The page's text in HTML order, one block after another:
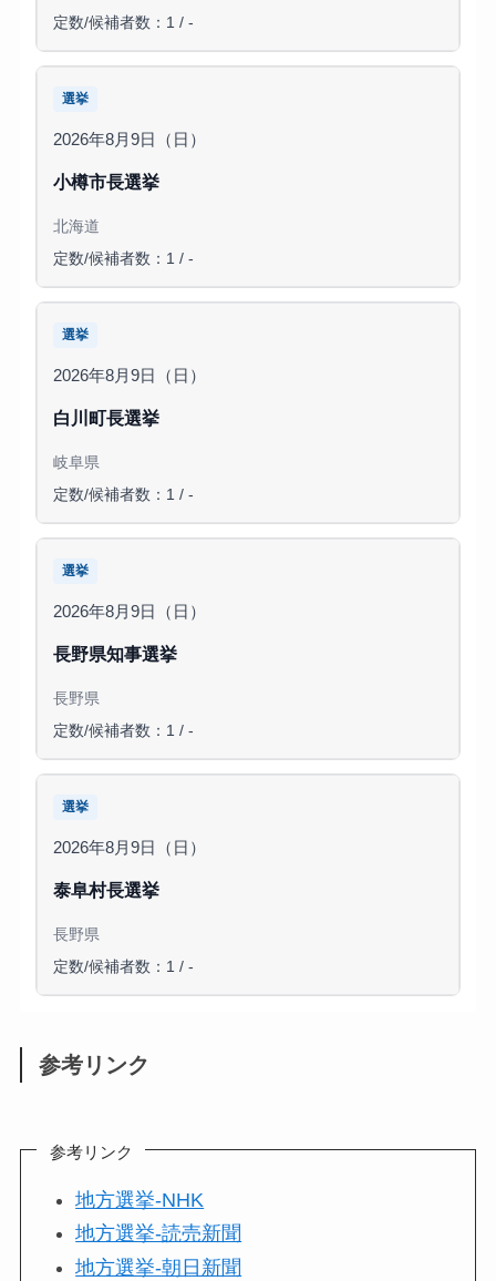
定数/候補者数：1 / -
選挙
2026年8月9日（日）
小樽市長選挙
北海道
定数/候補者数：1 / -
選挙
2026年8月9日（日）
白川町長選挙
岐阜県
定数/候補者数：1 / -
選挙
2026年8月9日（日）
長野県知事選挙
長野県
定数/候補者数：1 / -
選挙
2026年8月9日（日）
泰阜村長選挙
長野県
定数/候補者数：1 / -
参考リンク
参考リンク
地方選挙-NHK
地方選挙-読売新聞
地方選挙-朝日新聞